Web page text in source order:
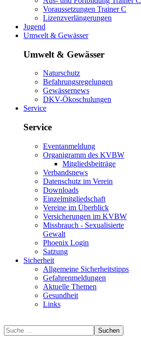
Voraussetzungen Trainer C
Lizenzverlängerungen
Jugend
Umwelt & Gewässer
Umwelt & Gewässer
Naturschutz
Befahrungsregelungen
Gewässernews
DKV-Ökoschulungen
Service
Service
Eventanmeldung
Organigramm des KVBW
Mitgliedsbeiträge
Verbandsnews
Datenschutz im Verein
Downloads
Einzelmitgliedschaft
Vereine im Überblick
Versicherungen im KVBW
Missbrauch - Sexualisierte
Gewalt
Phoenix Login
Satzung
Sicherheit
Allgemeine Sicherheitstipps
Gefahrenmeldungen
Aktuelle Themen
Gesundheit
Links
Suchen